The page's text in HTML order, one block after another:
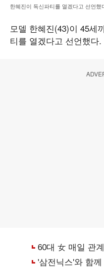
한혜진이 독신파티를 열겠다고 선언
모델 한혜진(43)이 45세
티를 열겠다고 선언했다.